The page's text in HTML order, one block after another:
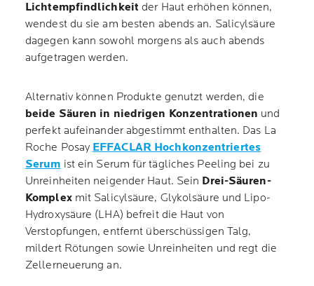
Lichtempfindlichkeitder Haut erhöhen können,
wendest du sie am besten abends an. Salicylsäure
dagegen kann sowohl morgens als auch abends
aufgetragen werden.
Alternativ können Produkte genutzt werden, die
beide Säuren in niedrigen Konzentrationen und
perfekt aufeinander abgestimmt enthalten. Das La
Roche Posay EFFACLAR Hochkonzentriertes
Serum ist ein Serum für tägliches Peeling bei zu
Unreinheiten neigender Haut. Sein Drei-Säuren-
Komplexmit Salicylsäure, Glykolsäure und Lipo-
Hydroxysäure (LHA) befreit die Haut von
Verstopfungen, entfernt überschüssigen Talg,
mildert Rötungen sowie Unreinheiten und regt die
Zellerneuerung an.